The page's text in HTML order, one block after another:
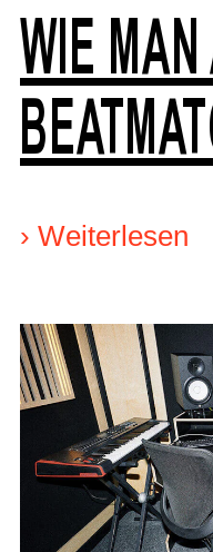
WIE
› Weiterlesen